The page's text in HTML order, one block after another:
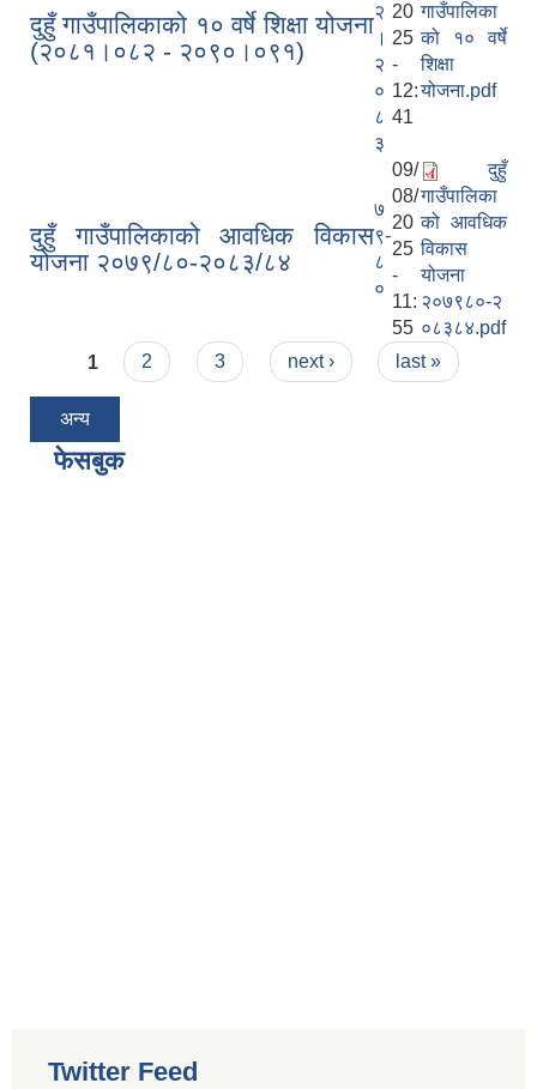
दुहुँ गाउँपालिकाको १० वर्षे शिक्षा योजना
(२०८१।०८२ - २०९०।०९१)
२
।
२
०
८
३
20
25
-
12:
41
गाउँपालिका
को १० वर्षे
शिक्षा
योजना.pdf
दुहुँ गाउँपालिकाको आवधिक विकास
योजना २०७९/८०-२०८३/८४
७
९-
८
०
09/
08/
20
25
-
11:
55
दुहुँ
गाउँपालिका
को आवधिक
विकास
योजना
२०७९८०-२
०८३८४.pdf
Pages
1 2 3 next › last »
अन्य
फेसबुक
Twitter Feed